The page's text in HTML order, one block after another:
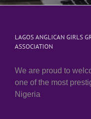
LAGOS ANGLICAN GIRLS
ASSOCIATION
We are proud to
one of the most
Nigeria